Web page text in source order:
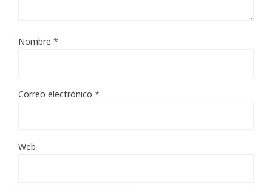
Nombre *
Correo electrónico *
Web